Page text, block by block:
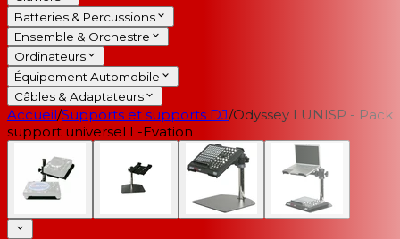
Batteries & Percussions
Ensemble & Orchestre
Ordinateurs
Équipement Automobile
Câbles & Adaptateurs
Accueil/Supports et supports DJ/Odyssey LUNISP - Pack
support universel L-Evation